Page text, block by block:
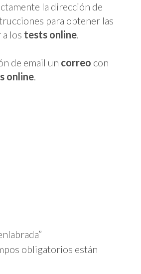
la dirección de
para obtener las
a los tests online.
de email un correo con
online.
obligatorios están